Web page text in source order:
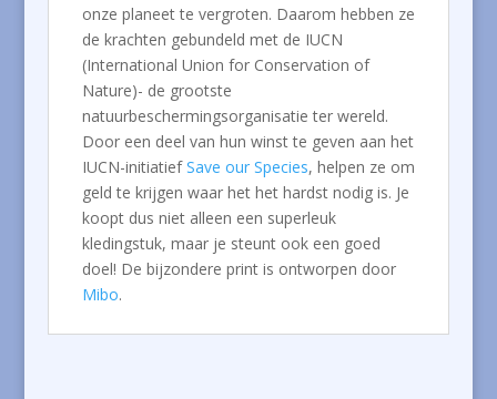
onze planeet te vergroten. Daarom hebben ze
de krachten gebundeld met de IUCN
(International Union for Conservation of
Nature)- de grootste
natuurbeschermingsorganisatie ter wereld.
Door een deel van hun winst te geven aan het
IUCN-initiatiefSave our Species, helpen ze om
geld te krijgen waar het het hardst nodig is. Je
koopt dus niet alleen een superleuk
kledingstuk, maar je steunt ook een goed
doel! De bijzondere print is ontworpen door
Mibo.